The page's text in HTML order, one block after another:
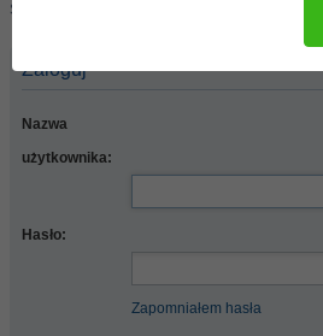
Skocz do:
Zaloguj
Nazwa
użytkownika:
Hasło:
Zapomniałem hasła